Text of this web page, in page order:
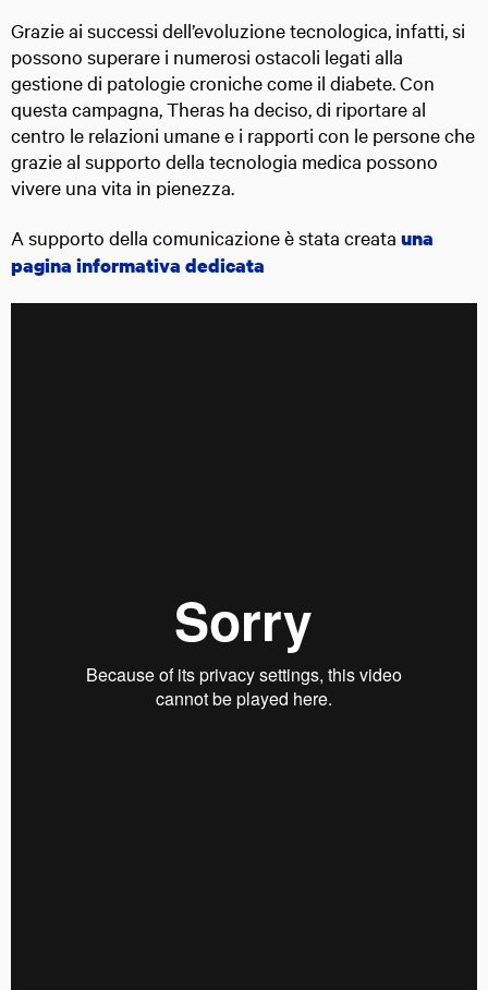
Grazie ai successi dell’evoluzione tecnologica, infatti, si
possono superare i numerosi ostacoli legati alla
gestione di patologie croniche come il diabete. Con
questa campagna, Theras ha deciso, di riportare al
centro le relazioni umane e i rapporti con le persone che
grazie al supporto della tecnologia medica possono
vivere una vita in pienezza.
A supporto della comunicazione è stata creata una
pagina informativa dedicata